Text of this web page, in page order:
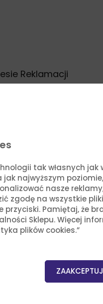
tak własnych jak
najwyższym
nasze
zgodę na wszystkie pliki
Pamiętaj, że
Sklepu. Więcej
plików cookies.”
Reklamacji